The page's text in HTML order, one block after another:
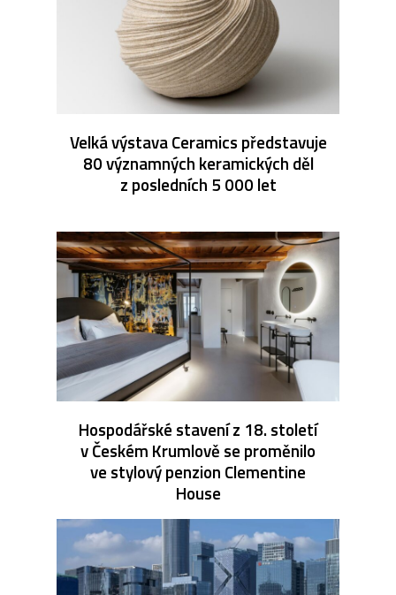
Velká výstava Ceramics představuje
80 významných keramických děl
z posledních 5 000 let
Hospodářské stavení z 18. století
v Českém Krumlově se proměnilo
ve stylový penzion Clementine
House